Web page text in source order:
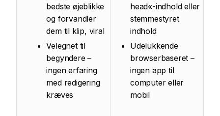
bedste øjeblikke
og forvandler
dem til klip, viral
Velegnet til
begyndere –
ingen erfaring
med redigering
kræves
head«-indhold eller
stemmestyret
indhold
Udelukkende
browserbaseret –
ingen app til
computer eller
mobil